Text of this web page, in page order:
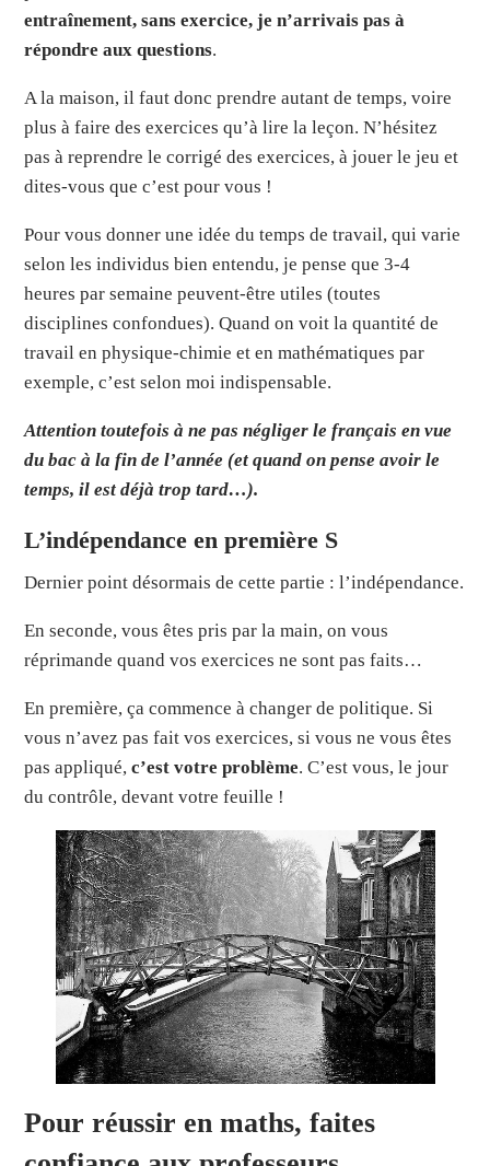
entraînement, sans exercice, je n’arrivais pas à
répondre aux questions.
A la maison, il faut donc prendre autant de temps, voire
plus à faire des exercices qu’à lire la leçon. N’hésitez
pas à reprendre le corrigé des exercices, à jouer le jeu et
dites-vous que c’est pour vous !
Pour vous donner une idée du temps de travail, qui varie
selon les individus bien entendu, je pense que 3-4
heures par semaine peuvent-être utiles (toutes
disciplines confondues). Quand on voit la quantité de
travail en physique-chimie et en mathématiques par
exemple, c’est selon moi indispensable.
Attention toutefois à ne pas négliger le français en vue
du bac à la fin de l’année (et quand on pense avoir le
temps, il est déjà trop tard…).
L’indépendance en première S
Dernier point désormais de cette partie : l’indépendance.
En seconde, vous êtes pris par la main, on vous
réprimande quand vos exercices ne sont pas faits…
En première, ça commence à changer de politique. Si
vous n’avez pas fait vos exercices, si vous ne vous êtes
pas appliqué,c’est votre problème. C’est vous, le jour
du contrôle, devant votre feuille !
Pour réussir en maths, faites